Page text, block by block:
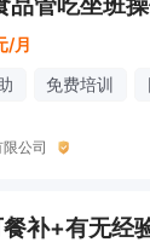
/月
免费培训
公司
补+有无经